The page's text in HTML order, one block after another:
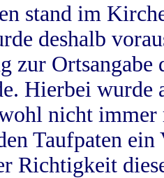
stand im
deshalb
zur
Hierbei wurde
nicht
Taufpaten
Richtigkeit